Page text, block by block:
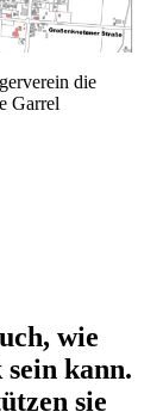
die
Garrel
wie
kann.
sie